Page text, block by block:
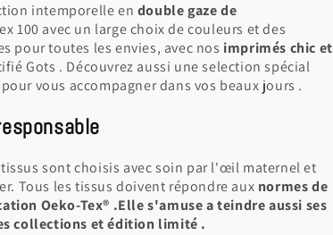
intemporelle en double gaze de
100 avec un large choix de couleurs et des
pour toutes les envies, avec nos imprimés chic et
Gots . Découvrez aussi une selection spécial
vous accompagner dans vos beaux jours .
sont choisis avec soin par l'œil maternel et
Tous les tissus doivent répondre aux normes de
Oeko-Tex® .Elle s'amuse a teindre aussi ses
collections et édition limité .